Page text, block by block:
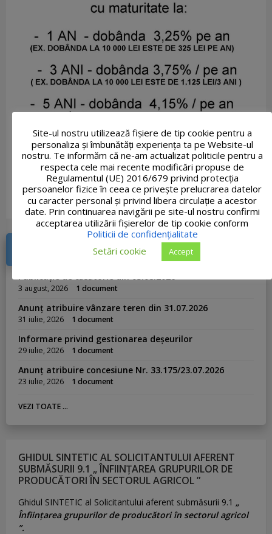
DOCUMENTE RECENTE
3 august, 2026 1 document
Anunț atribuire vânzare teren din 31.07.2026
31 iulie, 2026 1 document
Informare privind gestionarea deșeurilor
29 iulie, 2026 1 document
Anunț atribuire concesiune Nr. 33.175/23.07.2026
23 iulie, 2026 1 document
VEZI TOATE ...
GHIDUL SINTETIC AL SOLICITANTULUI AFERENT
SUBMĂSURII 9.1 „ ÎNFIINȚAREA GRUPURILOR DE
PRODUCĂTORI ÎN SECTORUL AGRICOL ”
Ghidul SINTETIC al Solicitantului aferent submăsurii 9.1 „
Înființarea grupurilor de producători în sectorul agricol
”.
Site-ul nostru utilizează fişiere de tip cookie pentru a
personaliza și îmbunătăți experiența ta pe Website-ul
nostru. Te informăm că ne-am actualizat politicile pentru a
respecta cele mai recente modificări propuse de
Regulamentul (UE) 2016/679 privind protecția
persoanelor fizice în ceea ce privește prelucrarea datelor
cu caracter personal și privind libera circulație a acestor
date. Prin continuarea navigării pe site-ul nostru confirmi
acceptarea utilizării fişierelor de tip cookie conform
Politicii de confidențialitate
Setări cookie
Accept